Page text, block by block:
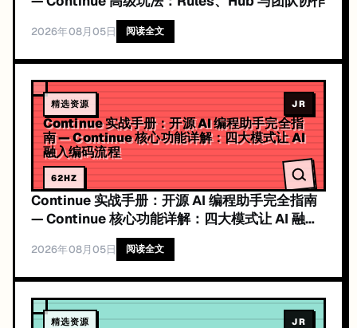
2026年08月05日 阅读全文
精选资源 JR
Continue 实战手册：开源 AI 编程助手完全指
南 — Continue 核心功能详解：四大模式让 AI
融入编码流程
62HZ
Continue 实战手册：开源 AI 编程助手完全指南
— Continue 核心功能详解：四大模式让 AI 融入
2026年08月05日 阅读全文
精选资源 JR